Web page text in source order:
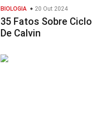
BIOLOGIA 20 Out 2024
35 Fatos Sobre Ciclo
De Calvin